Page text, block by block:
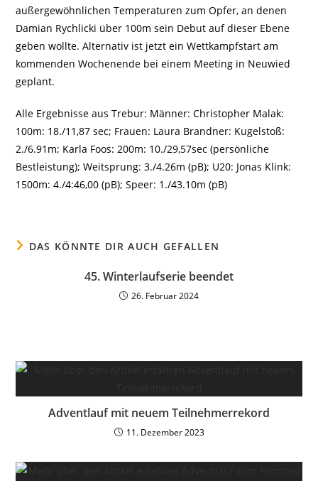
außergewöhnlichen Temperaturen zum Opfer, an denen
Damian Rychlicki über 100m sein Debut auf dieser Ebene
geben wollte. Alternativ ist jetzt ein Wettkampfstart am
kommenden Wochenende bei einem Meeting in Neuwied
geplant.
Alle Ergebnisse aus Trebur: Männer: Christopher Malak:
100m: 18./11,87 sec; Frauen: Laura Brandner: Kugelstoß:
2./6.91m; Karla Foos: 200m: 10./29,57sec (persönliche
Bestleistung); Weitsprung: 3./4.26m (pB); U20: Jonas Klink:
1500m: 4./4:46,00 (pB); Speer: 1./43.10m (pB)
DAS KÖNNTE DIR AUCH GEFALLEN
45. Winterlaufserie beendet
26. Februar 2024
Adventlauf mit neuem Teilnehmerrekord
11. Dezember 2023